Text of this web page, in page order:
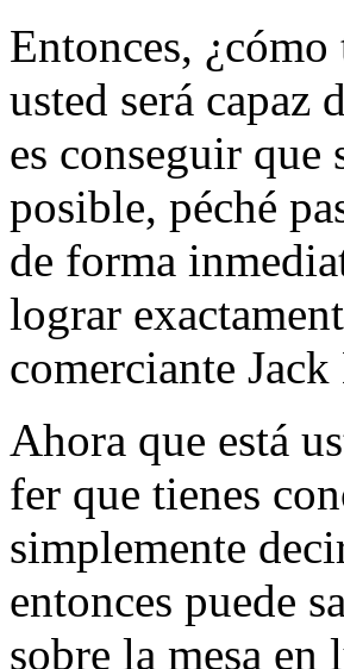
Entonces,
usted será capaz
es conseguir que
posible, péché
de forma
lograr
comerciante
Ahora que está
fer que tienes
simplemente
entonces puede
sobre la mesa en